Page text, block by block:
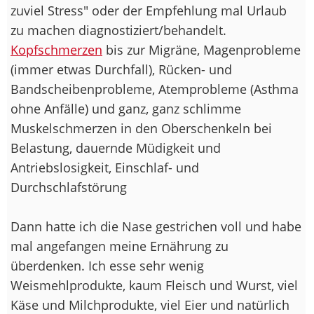
zuviel Stress" oder der Empfehlung mal Urlaub
zu machen diagnostiziert/behandelt.
Kopfschmerzen bis zur Migräne, Magenprobleme
(immer etwas Durchfall), Rücken- und
Bandscheibenprobleme, Atemprobleme (Asthma
ohne Anfälle) und ganz, ganz schlimme
Muskelschmerzen in den Oberschenkeln bei
Belastung, dauernde Müdigkeit und
Antriebslosigkeit, Einschlaf- und
Durchschlafstörung
Dann hatte ich die Nase gestrichen voll und habe
mal angefangen meine Ernährung zu
überdenken. Ich esse sehr wenig
Weismehlprodukte, kaum Fleisch und Wurst, viel
Käse und Milchprodukte, viel Eier und natürlich